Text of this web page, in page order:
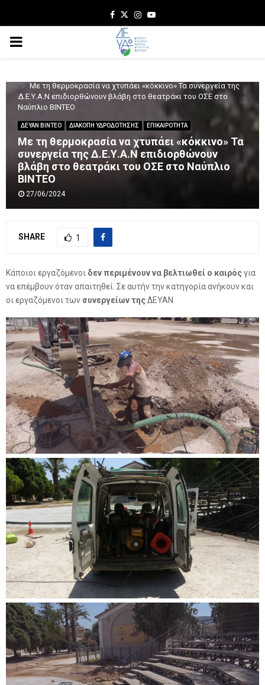
Facebook
TwitterInstagram
Youtube
PRIMARY
Με τη θερμοκρασία να χτυπάει «κόκκινο» Τα συνεργεία της
Δ.Ε.Υ.Α.Ν επιδιορθώνουν βλάβη στο θεατράκι του ΟΣΕ στο
Ναύπλιο ΒΙΝΤΕΟ
ΔΕΥΑΝ ΒΙΝΤΕΟ ΔΙΑΚΟΠΗ ΥΔΡΟΔΟΤΗΣΗΣ ΕΠΙΚΑΙΡΟΤΗΤΑ
Με τη θερμοκρασία να χτυπάει «κόκκινο» Τα
συνεργεία της Δ.Ε.Υ.Α.Ν επιδιορθώνουν
βλάβη στο θεατράκι του ΟΣΕ στο Ναύπλιο
ΒΙΝΤΕΟ
27/06/2024
SHARE 1
Κάποιοι εργαζόμενοι δεν περιμένουν να βελτιωθεί ο καιρόςγια
να επέμβουν όταν απαιτηθεί. Σε αυτήν την κατηγορία ανήκουν και
οι εργαζόμενοι των συνεργείων τηςΔΕΥΑΝ